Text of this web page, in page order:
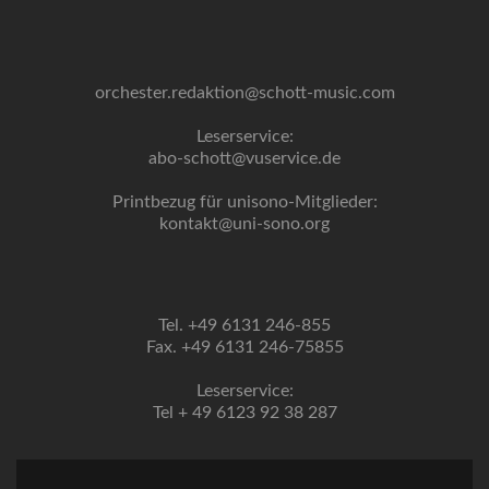
orchester.redaktion@schott-music.com
Leserservice:
abo-schott@vuservice.de
Printbezug für unisono-Mitglieder:
kontakt@uni-sono.org
Tel. +49 6131 246-855
Fax. +49 6131 246-75855
Leserservice:
Tel + 49 6123 92 38 287